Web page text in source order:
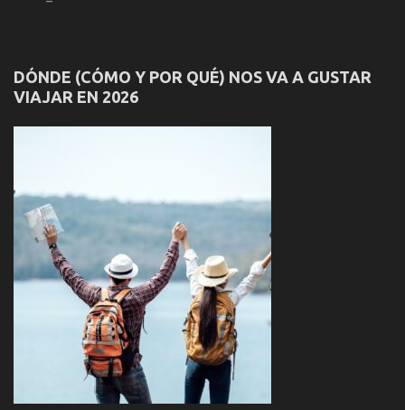
DÓNDE (CÓMO Y POR QUÉ) NOS VA A GUSTAR
VIAJAR EN 2026